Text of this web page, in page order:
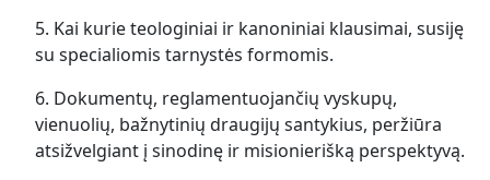
5. Kai kurie teologiniai ir kanoniniai klausimai, susiję
su specialiomis tarnystės formomis.
6. Dokumentų, reglamentuojančių vyskupų,
vienuolių, bažnytinių draugijų santykius, peržiūra
atsižvelgiant į sinodinę ir misionierišką perspektyvą.